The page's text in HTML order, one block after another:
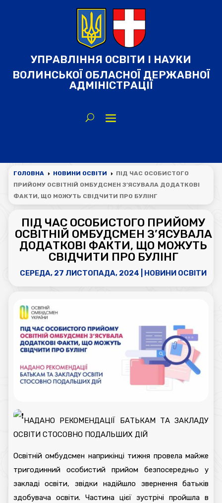
УПРАВЛІННЯ ОСВІТИ І НАУКИ
ВОЛИНСЬКОЇ ОБЛАСНОЇ ДЕРЖАВНОЇ
АДМІНІСТРАЦІЇ
ГОЛОВНА E НОВИНИ ОСВІТИ E ПІД ЧАС ОСОБИСТОГО
ПРИЙОМУ ОСВІТНІЙ ОМБУДСМЕН З’ЯСУВАЛА ДОДАТКОВІ
ФАКТИ, ЩО МОЖУТЬ СВІДЧИТИ ПРО БУЛІНГ
ПІД ЧАС ОСОБИСТОГО ПРИЙОМУ
ОСВІТНІЙ ОМБУДСМЕН З’ЯСУВАЛА
ДОДАТКОВІ ФАКТИ, ЩО МОЖУТЬ
СВІДЧИТИ ПРО БУЛІНГ
СЕРЕДА, 27 ЛИСТОПАДА, 2024 НОВИНИ ОСВІТИ
НАДАНО РЕКОМЕНДАЦІЇ БАТЬКАМ ТА ЗАКЛАДУ
ОСВІТИ СТОСОВНО ПОДАЛЬШИХ ДІЙ
Освітній омбудсмен наприкінці тижня провела майже
тригодинний особистий прийом безпосередньо у
закладі освіти, звідки надійшло звернення батьків
здобувача освіти. Частина цієї зустрічі пройшла в